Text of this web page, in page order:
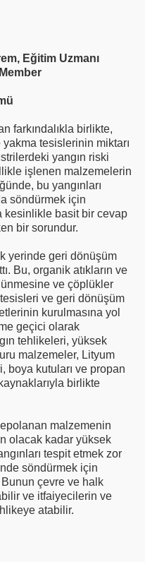
Eğitim Uzmanı
farkındalıkla birlikte,
tesislerinin miktarı
yangın riski
işlenen malzemelerin
bu yangınları
söndürmek için
kesinlikle basit bir cevap
bir sorundur.
yerinde geri dönüşüm
Bu, organik atıkların ve
ve çöplükler
ve geri dönüşüm
kurulmasına yol
geçici olarak
tehlikeleri, yüksek
malzemeler, Lityum
boya kutuları ve propan
birlikte
malzemenin
olacak kadar yüksek
tespit etmek zor
söndürmek için
çevre ve halk
ve itfaiyecilerin ve
atabilir.